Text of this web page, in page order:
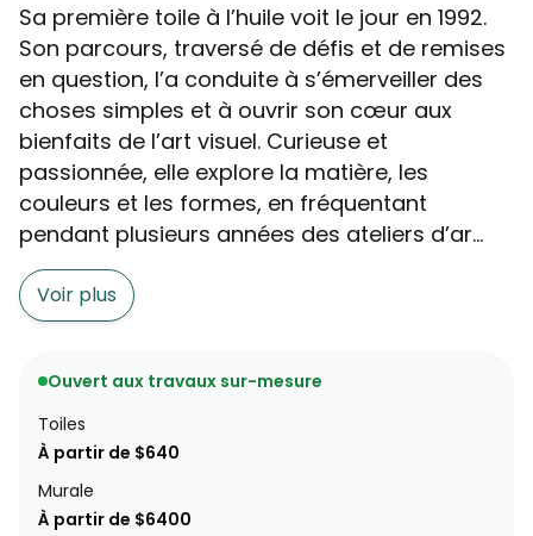
Sa première toile à l’huile voit le jour en 1992.
Son parcours, traversé de défis et de remises
en question, l’a conduite à s’émerveiller des
choses simples et à ouvrir son cœur aux
bienfaits de l’art visuel. Curieuse et
passionnée, elle explore la matière, les
couleurs et les formes, en fréquentant
pendant plusieurs années des ateliers d’ar...
Voir plus
Ouvert aux travaux sur-mesure
Toiles
À partir de $640
Murale
À partir de $6400